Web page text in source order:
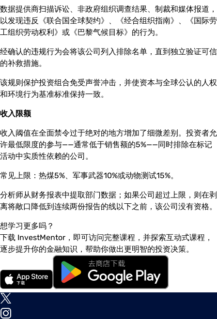
数据提供商扫描诉讼、非政府组织调查结果、制裁和媒体报道，
以发现违反《联合国全球契约》、《经合组织指南》、《国际劳
工组织劳动权利》或《巴黎气候目标》的行为。
经确认的违规行为会将该公司列入排除名单，直到独立验证可信
的补救措施。
该规则保护投资组合免受声誉冲击，并使资本与全球公认的人权
和环境行为基准标准保持一致。
收入限额
收入阈值在全面禁令过于绝对的地方增加了细微差别。投资者允
许最低限度的参与——通常低于销售额的5%——同时排除在标记
活动中实质性依赖的公司。
常见上限：热煤5%、军事武器10%或动物测试15%。
分析师从财务报表中提取部门数据；如果公司超过上限，则在剥
离将敞口降低到连续两份报告的线以下之前，该公司没有资格。
想学习更多吗？
下载 InvestMentor，即可访问完整课程，并探索互动式课程，
逐步提升你的金融知识，帮助你做出更明智的投资决策。